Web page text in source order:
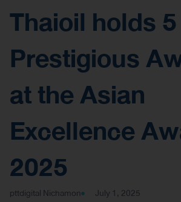
Thaioil holds 5
Prestigious
at the Asian
Excellence
2025
pttdigital Nichamon July 1, 2025